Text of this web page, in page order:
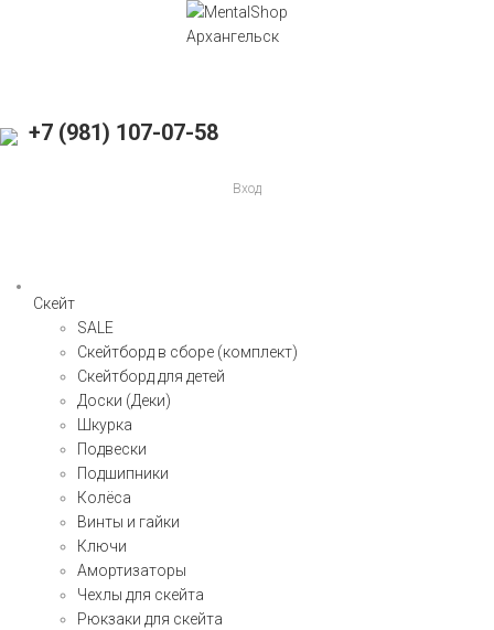
+7 (981) 107-07-58
Вход
Скейт
SALE
Скейтборд в сборе (комплект)
Скейтборд для детей
Доски (Деки)
Шкурка
Подвески
Подшипники
Колёса
Винты и гайки
Ключи
Амортизаторы
Чехлы для скейта
Рюкзаки для скейта